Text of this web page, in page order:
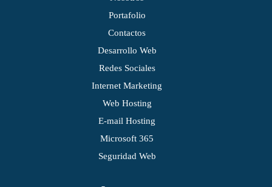
Portafolio
Contactos
Desarrollo Web
Redes Sociales
Internet Marketing
Web Hosting
E-mail Hosting
Microsoft 365
Seguridad Web